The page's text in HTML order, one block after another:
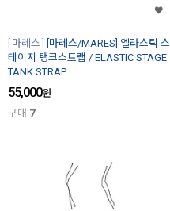
마레스
[마레스/MARES] 엘라스틱 스
테이지 탱크스트랩 / ELASTIC STAGE
TANK STRAP
55,000원
구매 7